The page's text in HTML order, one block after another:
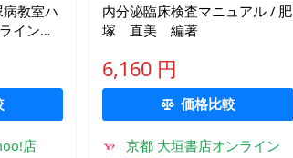
教室ハ
インで
店
内分泌臨床検査マニュアル / 肥
塚 直美 編著
6,160 円
価格比較
京都 大垣書店オンライン